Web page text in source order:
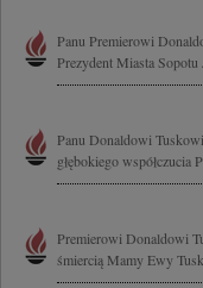
Panu Premierowi
Prezydent Miasta
Panu Donaldowi
głębokiego
Premierowi Donaldowi
śmiercią Mamy Ewy